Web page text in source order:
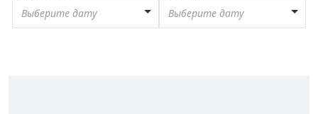
Выберите дату Выберите дату